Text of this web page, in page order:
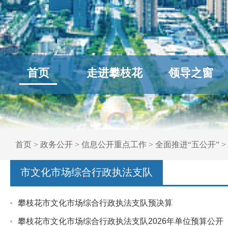
首页 走进攀枝花 领导之窗
首页 > 政务公开 > 信息公开重点工作 > 全面推进“五公开” >
市文化市场综合行政执法支队
攀枝花市文化市场综合行政执法支队预决算
攀枝花市文化市场综合行政执法支队2026年单位预算公开